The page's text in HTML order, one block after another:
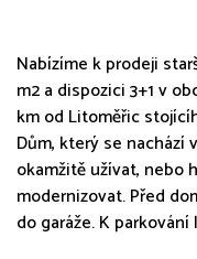
Nabízíme k prodeji
m2 a dispozici 3+1 v
km od Litoměřic
Dům, který se nachází
okamžitě užívat, nebo
modernizovat. Před
do garáže. K